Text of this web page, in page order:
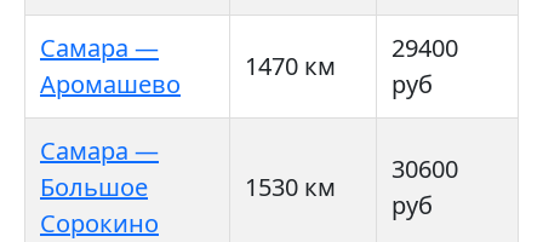
Самара —
Аромашево
1470 км
29400
руб
Самара —
Большое
Сорокино
1530 км
30600
руб